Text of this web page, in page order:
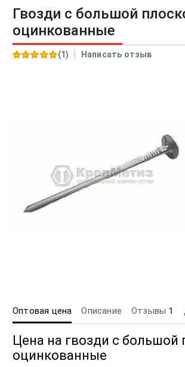
Гвозди с большой
оцинкованные
(1) Написать отзыв
Оптовая цена Описание Отзывы 1
Цена на гвозди с большой
оцинкованные